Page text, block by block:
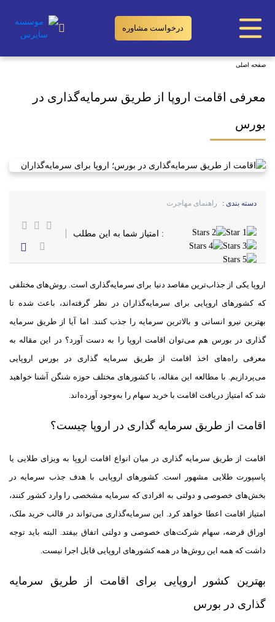
درخواست مشاوره
معرفی اقامت اروپا از طریق سرمایه‌گذاری در
بورس
صفحه اصلی
دسته بندی : راهنمای مهاجرت
: امتیاز شما به این مطلب
اروپا یکی از جذاب‌ترین مقاصد دنیا برای سرمایه‌گذاری است. روش‌های مختلفی
که کشور‌های اروپایی برای سرمایه‌گذاران در نظر گرفته‌اند، باعث شده تا
بهترین نیرو انسانی و بالاترین سرمایه را جذب کنند. اما آیا از طریق سرمایه
گذاری در بورس هم می‌توان اقامت اروپا را به دست آورد؟ در این مقاله به
معرفی راه‌های اخذ اقامت از طریق سرمایه گذاری در بورس اروپایی
می‌پردازیم. با مطالعه این مقاله، با کشور‌های مختلف حوزه شنگن آشنا خواهید
شد که امتیاز دریافت اقامت با خرید سهام را به‌وجود آورده‌اند.
اقامت از طریق سرمایه گذاری در اروپا چیست؟
اقامت از طریق سرمایه گذاری در میان انواع اقامت اروپا به ویزای طلایی یا
پاسپورت طلایی مشهور است. کشورهای اروپایی با هدف جذب سرمایه در
بخش‌های خصوصی و دولتی به افرادی که سرمایه مشخصی را وارد کشور کنند،
امتیاز اقامت اعطا خواهد کرد. این سرمایه‌گذاری می‌تواند در قالب خرید ملک،
اوراق قرضه، سهام شرکت‌های خصوصی و دولتی اتفاق بیفتد. البته باید توجه
داشت که همه این روش‌ها در همه کشور‌های اروپایی قابل اجرا نیست.
بهترین کشور اروپایی برای اقامت از طریق سرمایه
گذاری در بورس